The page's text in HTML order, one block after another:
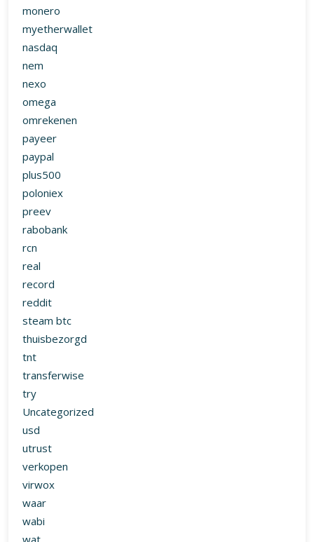
nexo
omega
omrekenen
payeer
paypal
plus500
poloniex
preev
rabobank
rcn
real
record
reddit
steam btc
thuisbezorgd
tnt
transferwise
try
Uncategorized
usd
utrust
verkopen
virwox
waar
wabi
wat
wat zijn bitcoins
whattomine
wisselkoers
world coin index